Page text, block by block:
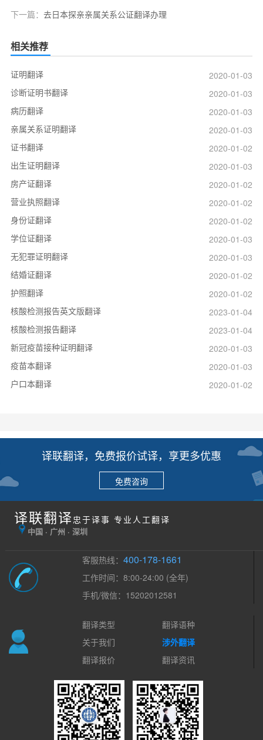
下一篇： 去日本探亲亲属关系公证翻译办理
相关推荐
证明翻译
2020-01-03
诊断证明书翻译
2020-01-03
病历翻译
2020-01-03
亲属关系证明翻译
2020-01-03
证书翻译
2020-01-02
出生证明翻译
2020-01-03
房产证翻译
2020-01-02
营业执照翻译
2020-01-02
身份证翻译
2020-01-02
学位证翻译
2020-01-03
无犯罪证明翻译
2020-01-03
结婚证翻译
2020-01-02
护照翻译
2020-01-02
核酸检测报告英文版翻译
2023-01-04
核酸检测报告翻译
2023-01-04
新冠疫苗接种证明翻译
2020-01-03
疫苗本翻译
2020-01-03
户口本翻译
2020-01-02
译联翻译，免费报价试译，享更多优惠
免费咨询
译联翻译 忠于译事 专业人工翻译
中国 · 广州 · 深圳
客服热线：400-178-1661
工作时间：8:00-24:00 (全年)
手机/微信：15202012581
翻译类型
翻译语种
关于我们
涉外翻译
翻译报价
翻译资讯